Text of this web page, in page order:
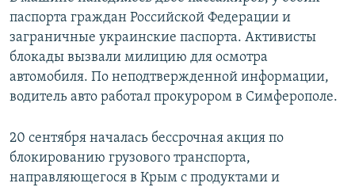
паспорта граждан Российской Федерации и
заграничные украинские паспорта. Активисты
блокады вызвали милицию для осмотра
автомобиля. По неподтвержденной информации,
водитель авто работал прокурором в Симферополе.
20 сентября началась бессрочная акция по
блокированию грузового транспорта,
направляющегося в Крым с продуктами и